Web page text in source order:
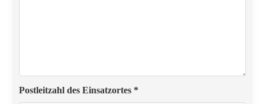
Postleitzahl des Einsatzortes *